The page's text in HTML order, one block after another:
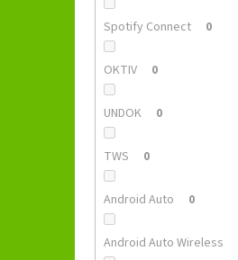
Spotify Connect 0
OKTIV 0
UNDOK 0
TWS 0
Android Auto 0
Android Auto Wireless